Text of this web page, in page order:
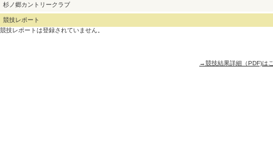
杉ノ郷カントリークラブ
競技レポート
競技レポートは登録されていません。
→競技結果詳細（PDF)は